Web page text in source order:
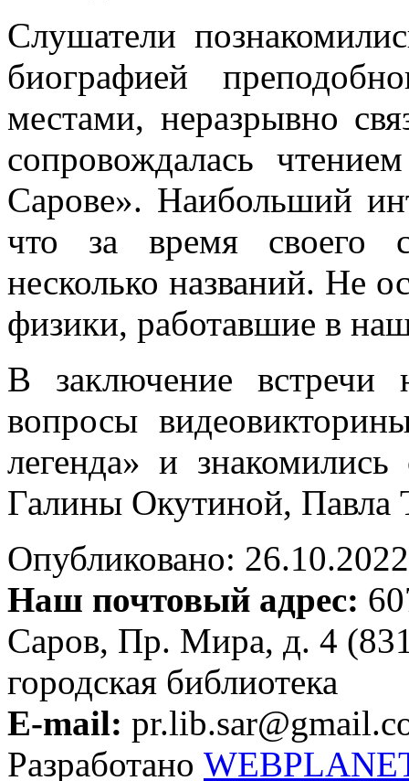
Слушатели
биографией
местами, неразрывно
сопровождалась
Сарове». Наибольший
что за время своего
несколько названий. Не
физики, работавшие в
В заключение встречи
вопросы
легенда» и знакомились
Галины Окутиной, Павла
Опубликовано:
Наш почтовый адрес:
Саров, Пр. Мира, д. 4
городская библиотека
E-mail:
Разработано